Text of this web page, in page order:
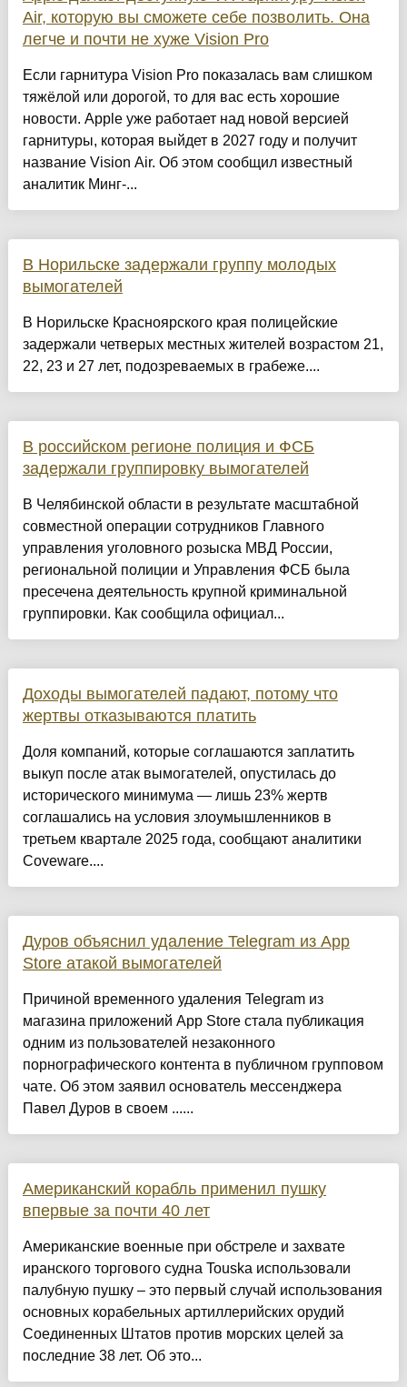
Air, которую вы сможете себе позволить. Она
легче и почти не хуже Vision Pro
Если гарнитура Vision Pro показалась вам слишком
тяжёлой или дорогой, то для вас есть хорошие
новости. Apple уже работает над новой версией
гарнитуры, которая выйдет в 2027 году и получит
название Vision Air. Об этом сообщил известный
аналитик Минг-...
В Норильске задержали группу молодых
вымогателей
В Норильске Красноярского края полицейские
задержали четверых местных жителей возрастом 21,
22, 23 и 27 лет, подозреваемых в грабеже....
В российском регионе полиция и ФСБ
задержали группировку вымогателей
В Челябинской области в результате масштабной
совместной операции сотрудников Главного
управления уголовного розыска МВД России,
региональной полиции и Управления ФСБ была
пресечена деятельность крупной криминальной
группировки. Как сообщила официал...
Доходы вымогателей падают, потому что
жертвы отказываются платить
Доля компаний, которые соглашаются заплатить
выкуп после атак вымогателей, опустилась до
исторического минимума — лишь 23% жертв
соглашались на условия злоумышленников в
третьем квартале 2025 года, сообщают аналитики
Coveware....
Дуров объяснил удаление Telegram из App
Store атакой вымогателей
Причиной временного удаления Telegram из
магазина приложений App Store стала публикация
одним из пользователей незаконного
порнографического контента в публичном групповом
чате. Об этом заявил основатель мессенджера
Павел Дуров в своем ......
Американский корабль применил пушку
впервые за почти 40 лет
Американские военные при обстреле и захвате
иранского торгового судна Touska использовали
палубную пушку – это первый случай использования
основных корабельных артиллерийских орудий
Соединенных Штатов против морских целей за
последние 38 лет. Об это...